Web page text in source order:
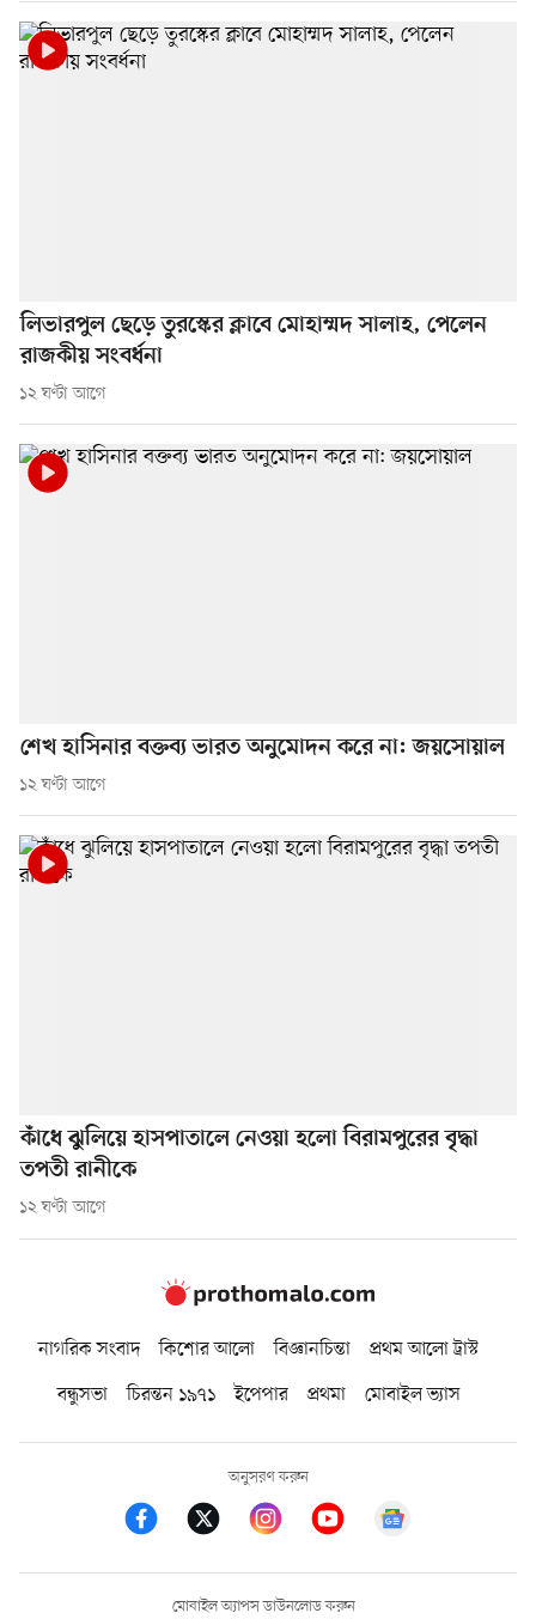
লিভারপুল ছেড়ে তুরস্কের ক্লাবে মোহাম্মদ সালাহ, পেলেন
রাজকীয় সংবর্ধনা
১২ ঘণ্টা আগে
শেখ হাসিনার বক্তব্য ভারত অনুমোদন করে না: জয়সোয়াল
১২ ঘণ্টা আগে
কাঁধে ঝুলিয়ে হাসপাতালে নেওয়া হলো বিরামপুরের বৃদ্ধা
তপতী রানীকে
১২ ঘণ্টা আগে
নাগরিক সংবাদ কিশোর আলো বিজ্ঞানচিন্তা
প্রথম আলো ট্রাস্ট
বন্ধুসভা
চিরন্তন ১৯৭১ ইপেপার প্রথমা মোবাইল ভ্যাস
অনুসরণ করুন
মোবাইল অ্যাপস ডাউনলোড করুন